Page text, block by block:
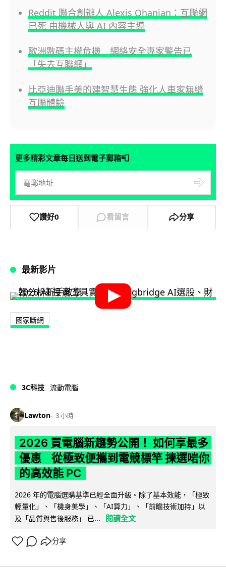
Reddit 聯合創辦人 Alexis Ohanian：互聯網
已死 由機械人與 AI 內容主導
歐洲數碼主權危機 網絡安全專家警告已
「失去互聯網」
比亞迪聯手美的建智慧生態 強化人車家無縫
互聯體驗
更多精彩文章每日送到電子郵箱📮
讚好0 看留言 分享
最新影片
國家斷網
3C科技 流動電腦
Lawton 3 小時
2026 買電腦新趨勢公開！ 如何享最多
優惠 從極致便攜到電競標竿 揀選啱你
的高效能 PC
2026 年的電腦選購基準已經全面升級。除了基本效能，「極致
輕量化」、「機身美學」、「AI算力」、「前瞻技術加持」以
及「品質與售後服務」 已...
閱讀全文
分享